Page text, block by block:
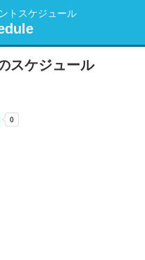
トスケジュール
スケジュール